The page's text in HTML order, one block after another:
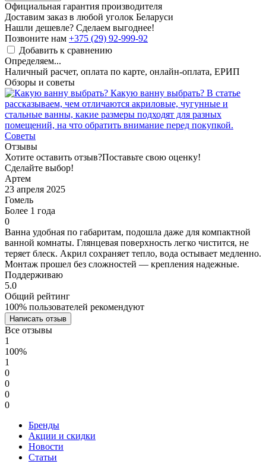
Официальная гарантия производителя
Доставим заказ в любой уголок Беларуси
Нашли дешевле? Сделаем выгоднее!
Позвоните нам +375 (29) 92-999-92
Добавить к сравнению
Определяем...
Наличный расчет, оплата по карте, онлайн-оплата, ЕРИП
Обзоры и советы
Какую ванну выбрать? В статье
рассказываем, чем отличаются акриловые, чугунные и
стальные ванны, какие размеры подходят для разных
помещений, на что обратить внимание перед покупкой.
Советы
Отзывы
Хотите оставить отзыв?Поставьте свою оценку!
Сделайте выбор!
Артем
23 апреля 2025
Гомель
Более 1 года
0
Ванна удобная по габаритам, подошла даже для компактной
ванной комнаты. Глянцевая поверхность легко чистится, не
теряет блеск. Акрил сохраняет тепло, вода остывает медленно.
Монтаж прошел без сложностей — крепления надежные.
Поддерживаю
5.0
Общий рейтинг
100% пользователей рекомендуют
Написать отзыв
Все отзывы
1
100%
1
0
0
0
0
Бренды
Акции и скидки
Новости
Статьи